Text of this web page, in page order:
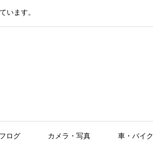
います。
ログ カメラ・写真 車・バイク